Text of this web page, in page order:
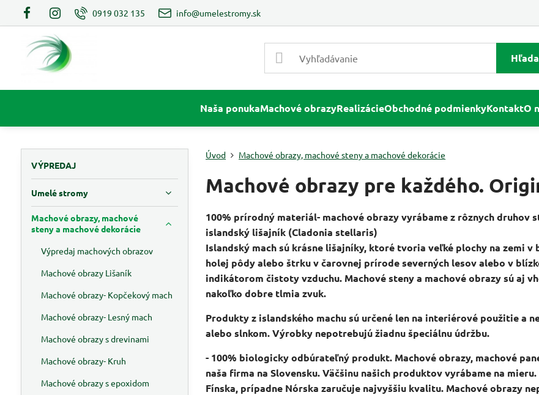
0919 032 135 info@umelestromy.sk
Naša ponukaMachové obrazyRealizácieObchodné podmienkyKontaktO
Úvod Machové obrazy, machové steny a machové dekorácie
Machové obrazy pre každého.
100% prírodný materiál- machové obrazy vyrábame z rôznych druhov
islandský lišajník (Cladonia stellaris)
Islandský mach sú krásne lišajníky, ktoré tvoria veľké plochy na zemi
holej pôdy alebo štrku v čarovnej prírode severných lesov alebo v
indikátorom čistoty vzduchu. Machové steny a machové obrazy sú aj
nakoľko dobre tlmia zvuk.
Produkty z islandského machu sú určené len na interiérové použitie a
alebo slnkom. Výrobky nepotrebujú žiadnu špeciálnu údržbu.
- 100% biologicky odbúrateľný produkt. Machové obrazy, machové
naša firma na Slovensku. Väčšinu našich produktov vyrábame na
Fínska, prípadne Nórska zaručuje najvyššiu kvalitu. Machové obrazy
VÝPREDAJ
Umelé stromy
Machové obrazy, machové
steny a machové dekorácie
Výpredaj machových obrazov
Machové obrazy Lišaník
Machové obrazy- Kopčekový mach
Machové obrazy- Lesný mach
Machové obrazy s drevinami
Machové obrazy- Kruh
Machové obrazy s epoxidom